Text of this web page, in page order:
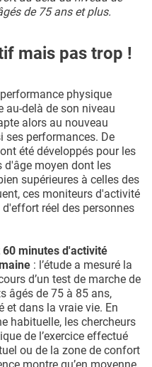
de 75 ans et plus.
mais pas trop !
physique
au-delà de son niveau
alors au nouveau
ses performances. De
été développés pour les
d'âge moyen dont les
supérieures à celles des
ces moniteurs d'activité
réel des personnes
60 minutes d'activité
: l’étude a mesuré la
d’un test de marche de
âgés de 75 à 85 ans,
et dans la vraie vie. En
habituelle, les chercheurs
de l’exercice effectué
ou de la zone de confort